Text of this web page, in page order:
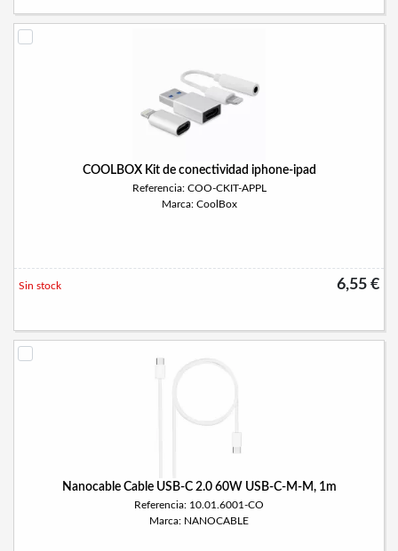
COOLBOX Kit de conectividad iphone-ipad
Referencia: COO-CKIT-APPL
Marca: CoolBox
6,55 €
Sin stock
Nanocable Cable USB-C 2.0 60W USB-C-M-M, 1m
Referencia: 10.01.6001-CO
Marca: NANOCABLE